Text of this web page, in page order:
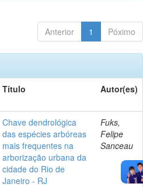
Anterior 1 Póximo
Título Autor(es)
Chave dendrológica
das espécies arbóreas
mais frequentes na
arborização urbana da
cidade do Rio de
Janeiro - RJ
Fuks,
Felipe
Sanceau